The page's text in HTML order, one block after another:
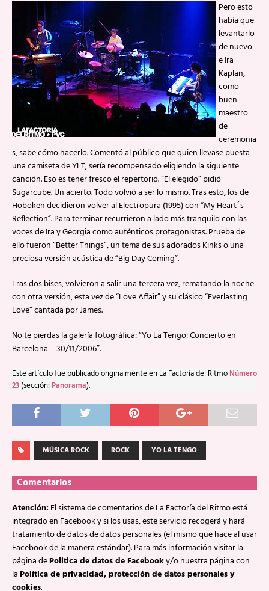
Pero esto
había que
levantarlo
de nuevo
e Ira
Kaplan,
como
buen
maestro
de
ceremonia
s, sabe cómo hacerlo. Comentó al público que quien llevase puesta
una camiseta de YLT, sería recompensado eligiendo la siguiente
canción. Eso es tener fresco el repertorio. “El elegido” pidió
Sugarcube. Un acierto. Todo volvió a ser lo mismo. Tras esto, los de
Hoboken decidieron volver al Electropura (1995) con “My Heart´s
Reflection”. Para terminar recurrieron a lado más tranquilo con las
voces de Ira y Georgia como auténticos protagonistas. Prueba de
ello fueron “Better Things”, un tema de sus adorados Kinks o una
preciosa versión acústica de “Big Day Coming”.
Tras dos bises, volvieron a salir una tercera vez, rematando la noche
con otra versión, esta vez de “Love Affair” y su clásico “Everlasting
Love” cantada por James.
No te pierdas la galería fotográfica: “Yo La Tengo: Concierto en
Barcelona – 30/11/2006”.
Este artículo fue publicado originalmente en La Factoría del Ritmo Número
23 (sección: Panorama).
MÚSICA ROCK ROCK YO LA TENGO
Comentarios
Atención:El sistema de comentarios de La Factoría del Ritmo está
integrado en Facebook y si los usas, este servicio recogerá y hará
tratamiento de datos de datos personales (el mismo que hace al usar
Facebook de la manera estándar). Para más información visitar la
página dePolitica de datos de Facebooky/o nuestra página con
laPolítica de privacidad, protección de datos personales y
cookies.